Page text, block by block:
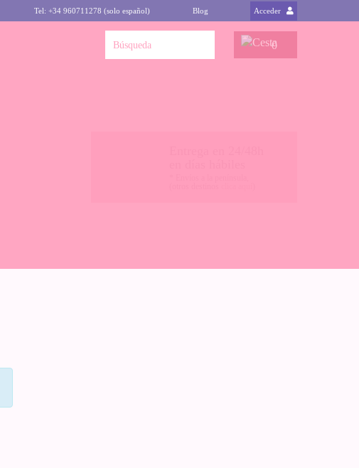
Tel: +34 960711278 (solo español) Blog Acceder
0